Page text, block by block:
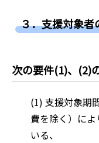
３．支援対象者
次の要件(1)、(2)
(1) 支援対象期
費を除く）に
いる、